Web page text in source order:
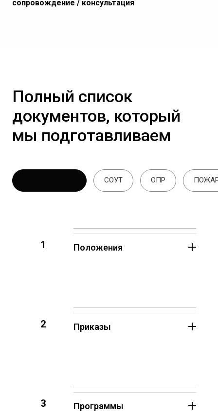
сопровождение / консультация
Полный список
документов, который
мы подготавливаем
СОУТ ОПР
1 Положения
2 Приказы
3 Программы